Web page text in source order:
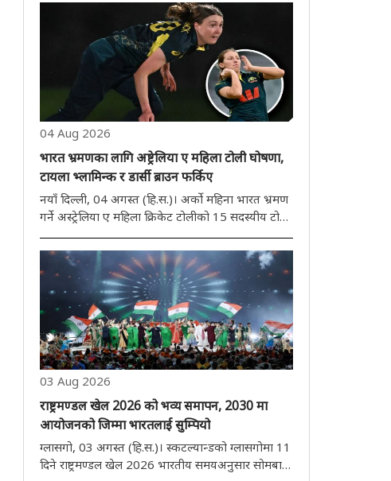
आन चीलाई सिधा गेम 21-16, 21-15 मा हराएर ..
04 Aug 2026
भारत भ्रमणका लागि अष्ट्रेलिया ए महिला टोली घोषणा,
टायला भ्लामिन्क र डार्सी ब्राउन फर्किए
नयाँ दिल्ली, 04 अगस्त (हि.स.)। अर्को महिना भारत भ्रमण
गर्ने अस्ट्रेलिया ए महिला क्रिकेट टोलीको 15 सदस्यीय टोली
टायला भ्लामिन्क र डार्सी ब्राउनले टोलीको पेस आक्रमणको
नेतृत्व गर्नेछन्। यो भ्रमण तीन हप्तास..
03 Aug 2026
राष्ट्रमण्डल खेल 2026 को भव्य समापन, 2030 मा
आयोजनको जिम्मा भारतलाई सुम्पियो
ग्लासगो, 03 अगस्त (हि.स.)। स्कटल्यान्डको ग्लासगोमा 11
दिने राष्ट्रमण्डल खेल 2026 भारतीय समयअनुसार सोमबार